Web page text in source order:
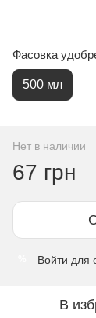
Фасовка
500 мл
Нет в наличии
67 грн
Войти для
В